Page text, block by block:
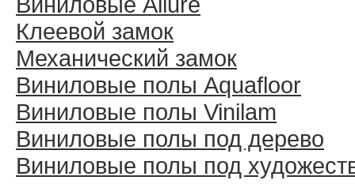
Клеевой замок
Механический замок
Виниловые полы Aquafloor
Виниловые полы Vinilam
Виниловые полы под дерево
Виниловые полы под